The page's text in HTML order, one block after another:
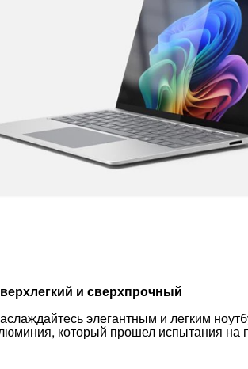
и сверхпрочный
элегантным и легким
который прошел испытания на